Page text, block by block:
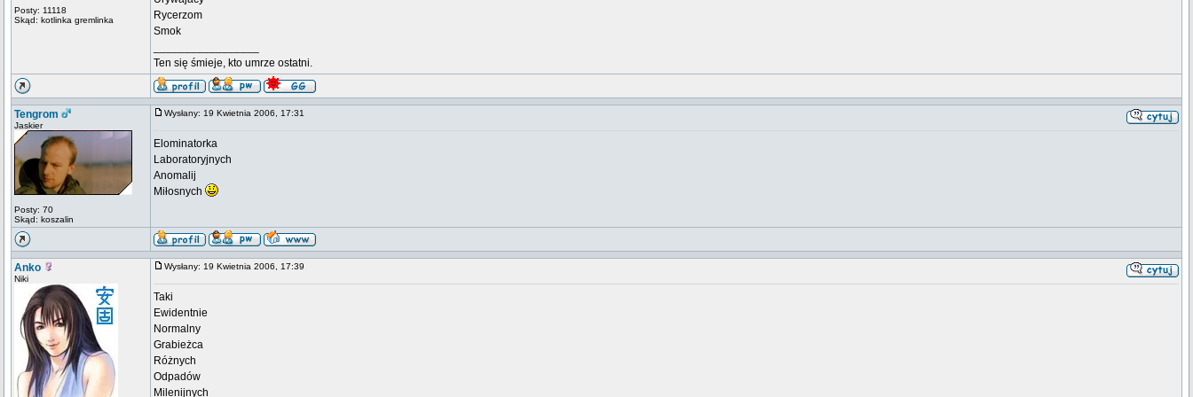
Posty: 11118
Skąd: kotlinka gremlinka
Rycerzom
Smok
Ten się śmieje, kto umrze ostatni.
Tengrom
Jaskier
Posty: 70
Skąd: koszalin
Wysłany: 19 Kwietnia 2006, 17:31
Elominatorka
Laboratoryjnych
Anomalij
Miłosnych
Anko
Niki
Wysłany: 19 Kwietnia 2006, 17:39
Taki
Ewidentnie
Normalny
Grabieżca
Różnych
Odpadów
Milenijnych